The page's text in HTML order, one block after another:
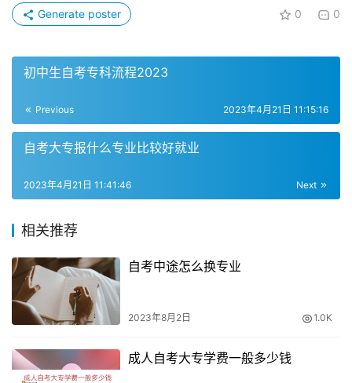
学习方式
学习中心进行课程学习和考试。这种方式适合那些需要更多
难度和含金量
相对自考大专要低一些。对于那些不需要学历特别高，但需
比较好的选择。
二、自考大专
自考大专是指在不参加全日制课程学习的情况下，通过自己
的努力学习和参加考试，获得大专学历的方式。相比函授来
说，自考大专的难度要稍高一些，但是也有其优势。
0 0
Generate poster
初中生自考专科流程2023
Previous 2023年4月21日 11:15:16
自考大专报什么专业比较好就业
Next
2023年4月21日 11:41:46
相关推荐
自考中途怎么换专业
2023年8月2日 1.0K
成人自考大专学费一般多少钱